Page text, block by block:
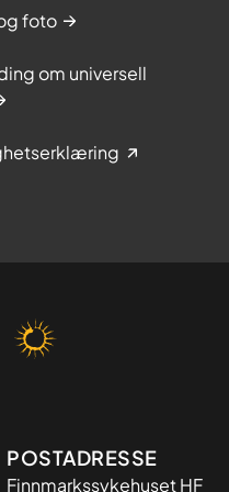
foto
om universell
Adresse
POSTADRESSE
Finnmarkssykehuset HF